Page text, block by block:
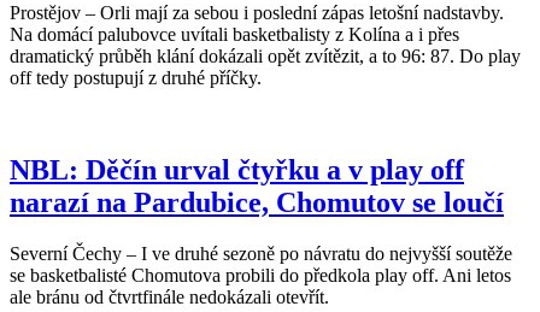
Prostějov – Orli mají za sebou i poslední zápas letošní nadstavby.
Na domácí palubovce uvítali basketbalisty z Kolína a i přes
dramatický průběh klání dokázali opět zvítězit, a to 96: 87. Do play
off tedy postupují z druhé příčky.
NBL: Děčín urval čtyřku a v play off
narazí na Pardubice, Chomutov se loučí
Severní Čechy – I ve druhé sezoně po návratu do nejvyšší soutěže
se basketbalisté Chomutova probili do předkola play off. Ani letos
ale bránu od čtvrtfinále nedokázali otevřít.